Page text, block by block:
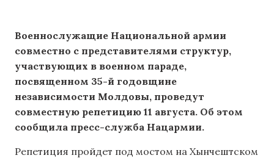
Военнослужащие Национальной армии
совместно с представителями структур,
участвующих в военном параде,
посвященном 35-й годовщине
независимости Молдовы, проведут
совместную репетицию 11 августа. Об этом
сообщила пресс-служба Нацармии.
Репетиция пройдет под мостом на Хынчештском